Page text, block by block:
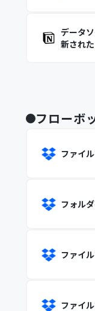
データ
新され
フローボ
ファイ
フォル
ファイ
ファイ